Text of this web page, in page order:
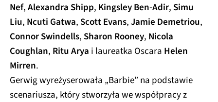
Nef,Alexandra Shipp, Kingsley Ben-Adir, Simu
Liu, Ncuti Gatwa, Scott Evans,Jamie Demetriou,
Connor Swindells, Sharon Rooney, Nicola
Coughlan, Ritu Arya i laureatka Oscara Helen
Mirren.
Gerwig wyreżyserowała „Barbie” na podstawie
scenariusza, który stworzyła we współpracy z